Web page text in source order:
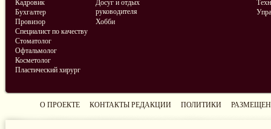
Кадровик
Бухгалтер
Провизор
Специалист по качеству
Стоматолог
Офтальмолог
Косметолог
Пластический хирург
Досуг и отдых
руководителя
Хобби
О ПРОЕКТЕ КОНТАКТЫ РЕДАКЦИИ ПОЛИТИКИ